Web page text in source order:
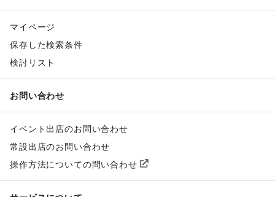
マイページ
保存した検索条件
検討リスト
お問い合わせ
イベント出店のお問い合わせ
常設出店のお問い合わせ
操作方法についての問い合わせ